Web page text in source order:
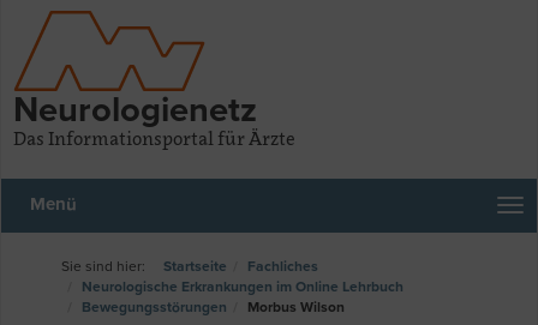
Neurologienetz
Das Informationsportal für Ärzte
Menü
Startseite
Fachliches
Neurologische Erkrankungen im Online Lehrbuch
Bewegungsstörungen
Morbus Wilson